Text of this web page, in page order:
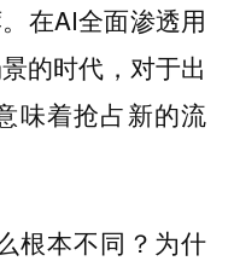
。在AI全面渗透用
的时代，对于出
味着抢占新的流
根本不同？为什